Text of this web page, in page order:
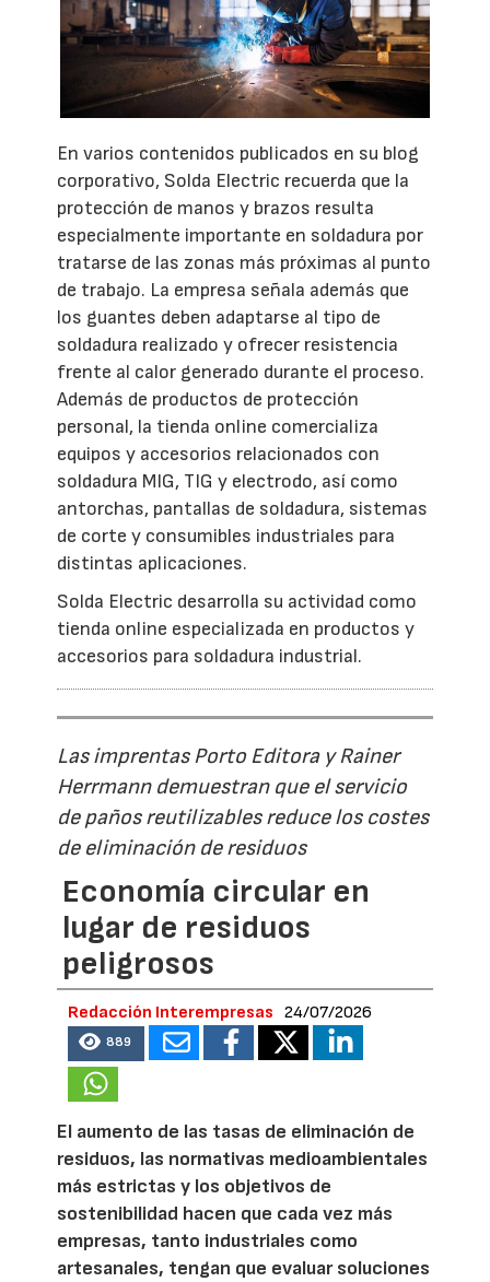
En varios contenidos publicados en su blog
corporativo, Solda Electric recuerda que la
protección de manos y brazos resulta
especialmente importante en soldadura por
tratarse de las zonas más próximas al punto
de trabajo. La empresa señala además que
los guantes deben adaptarse al tipo de
soldadura realizado y ofrecer resistencia
frente al calor generado durante el proceso.
Además de productos de protección
personal, la tienda online comercializa
equipos y accesorios relacionados con
soldadura MIG, TIG y electrodo, así como
antorchas, pantallas de soldadura, sistemas
de corte y consumibles industriales para
distintas aplicaciones.
Solda Electric desarrolla su actividad como
tienda online especializada en productos y
accesorios para soldadura industrial.
Las imprentas Porto Editora y Rainer
Herrmann demuestran que el servicio
de paños reutilizables reduce los costes
de eliminación de residuos
Economía circular en
lugar de residuos
peligrosos
Redacción Interempresas 24/07/2026
889
El aumento de las tasas de eliminación de
residuos, las normativas medioambientales
más estrictas y los objetivos de
sostenibilidad hacen que cada vez más
empresas, tanto industriales como
artesanales, tengan que evaluar soluciones